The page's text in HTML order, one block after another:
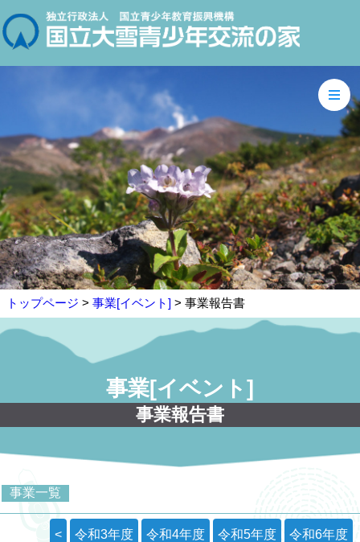
トップページ > 事業[イベント] > 事業報告書
事業[イベント]
事業報告書
事業一覧
< 令和3年度 令和4年度 令和5年度 令和6年度